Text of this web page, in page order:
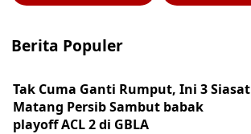
Berita Populer
Tak Cuma Ganti Rumput, Ini 3 Siasat
Matang Persib Sambut babak
playoff ACL 2 di GBLA